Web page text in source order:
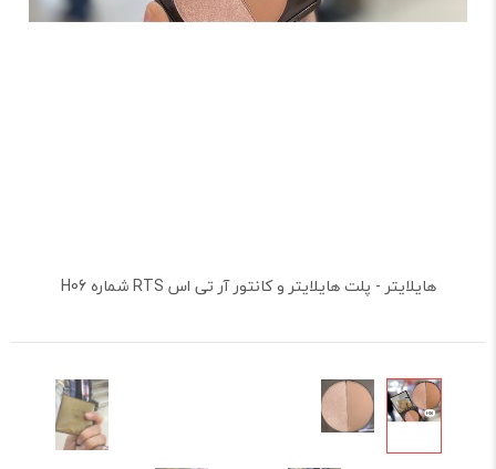
هایلایتر - پلت هایلایتر و کانتور آر تی اس RTS شماره H06